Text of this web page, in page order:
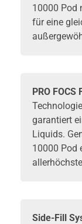
10000 Pod
für eine
PRO FOCS
garantiert
Liquids.
10000 Pod
Side-Fill